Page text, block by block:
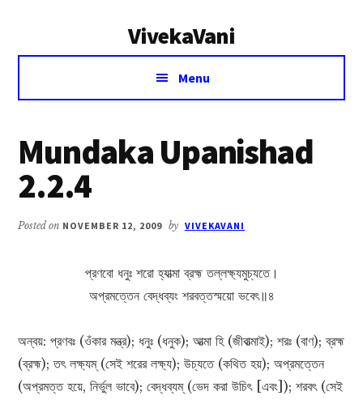
VivekaVani
Voice
Vivekananda
Menu
Mundaka Upanishad
2.2.4
Posted on NOVEMBER 12, 2009 by VIVEKAVANI
প্রণবো ধনুঃ শরো হ্যাত্মা ব্রহ্ম তল্লক্ষ্যমুচ্যতে।
অপ্রমত্তেন বেদ্ধব্যং শরবত্তস্ময়ো ভবেৎ॥৪
অন্বয়: প্রণবঃ (ওঁকার মন্ত্র); ধনুঃ (ধনুক); আত্মা হি (জীবাত্মাই); শরঃ (বাণ); ব্রহ্ম
(ব্রহ্ম); তৎ লক্ষ্যম্ (সেই শরের লক্ষ্য); উচ্যতে (কথিত হয়); অপ্রমত্তেন
(অপ্রমত্ত হয়ে, নির্ভুল ভাবে); বেদ্ধব্যম্ (ভেদ করা উচিৎ [এবং]); শরবৎ (সেই